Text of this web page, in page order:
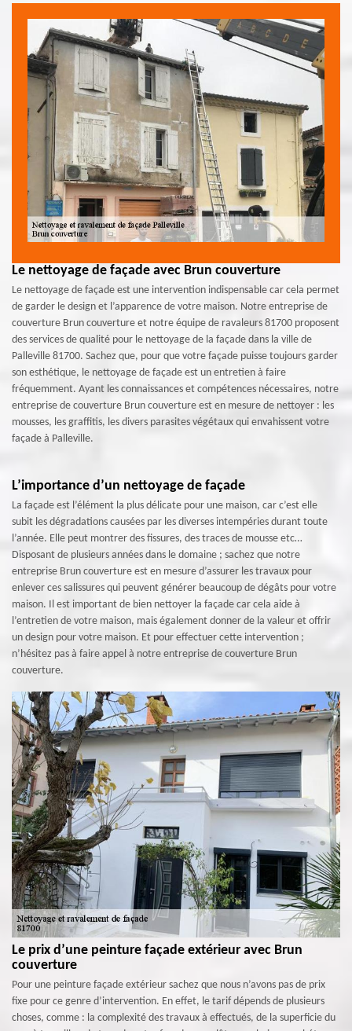
Le nettoyage de façade avec Brun couverture
Le nettoyage de façade est une intervention indispensable car cela permet
de garder le design et l’apparence de votre maison. Notre entreprise de
couverture Brun couverture et notre équipe de ravaleurs 81700 proposent
des services de qualité pour le nettoyage de la façade dans la ville de
Palleville 81700. Sachez que, pour que votre façade puisse toujours garder
son esthétique, le nettoyage de façade est un entretien à faire
fréquemment. Ayant les connaissances et compétences nécessaires, notre
entreprise de couverture Brun couverture est en mesure de nettoyer : les
mousses, les graffitis, les divers parasites végétaux qui envahissent votre
façade à Palleville.
L’importance d’un nettoyage de façade
La façade est l’élément la plus délicate pour une maison, car c’est elle
subit les dégradations causées par les diverses intempéries durant toute
l’année. Elle peut montrer des fissures, des traces de mousse etc…
Disposant de plusieurs années dans le domaine ; sachez que notre
entreprise Brun couverture est en mesure d’assurer les travaux pour
enlever ces salissures qui peuvent générer beaucoup de dégâts pour votre
maison. Il est important de bien nettoyer la façade car cela aide à
l’entretien de votre maison, mais également donner de la valeur et offrir
un design pour votre maison. Et pour effectuer cette intervention ;
n’hésitez pas à faire appel à notre entreprise de couverture Brun
couverture.
Le prix d’une peinture façade extérieur avec Brun
couverture
Pour une peinture façade extérieur sachez que nous n’avons pas de prix
fixe pour ce genre d’intervention. En effet, le tarif dépends de plusieurs
choses, comme : la complexité des travaux à effectués, de la superficie du